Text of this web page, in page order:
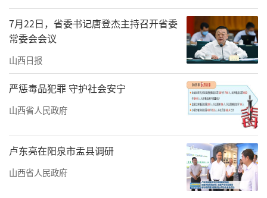
作人员，就有玩家联系我，让我讲讲现实中的
广胜寺，还说被‘种草’了，要来实地看
看。”自己的工作照进游戏，而玩的游戏照进
现实，山西临汾广胜寺景区副总经理薛震洪感
觉很奇妙。
据了解，游戏场景的现实取景地包括大同
云冈石窟、悬空寺，忻州五台山佛光寺，朔州
崇福寺、应县木塔，平遥镇国寺、双林寺，临
汾隰县小西天、洪洞广胜寺，晋城高平铁佛
寺、陵川西溪二仙庙、泽州玉皇庙等历史悠久
7月22日，省委书记唐登杰主持召开省委
常委会会议
山西日报
严惩毒品犯罪 守护社会安宁
山西省人民政府
卢东亮在阳泉市盂县调研
山西省人民政府